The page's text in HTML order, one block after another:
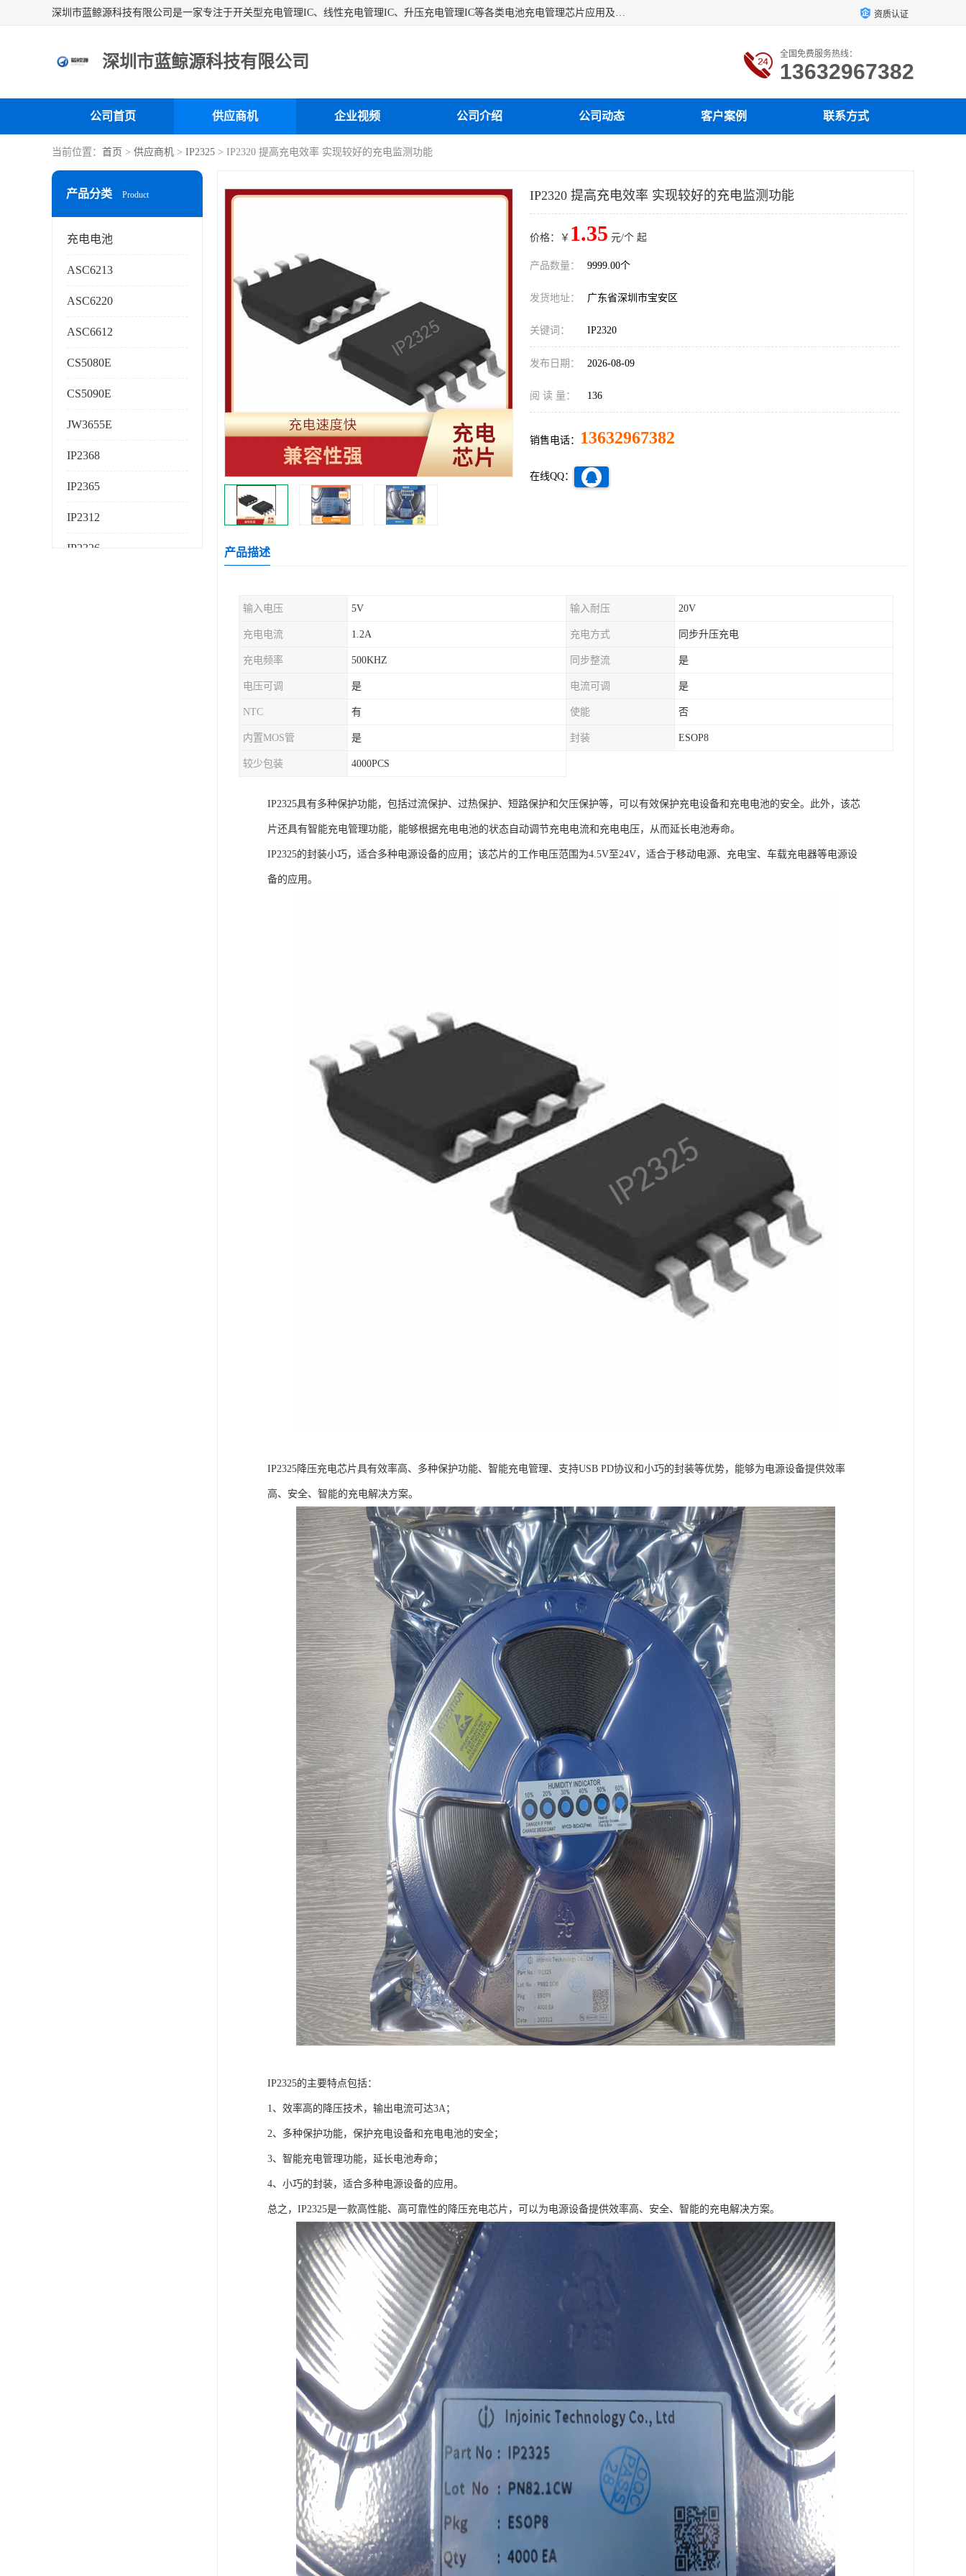
深圳市蓝鲸源科技有限公司是一家专注于开关型充电管理IC、线性充电管理IC、升压充电管理IC等各类电池充电管理芯片应用及芯片销售的企业，多年来公司为众多企业解决充电应用难题，设计缺陷，EMC超量等问题，是一家以充电技术指导为核心的充电芯片销售公司。 资质认证
深圳市蓝鲸源科技有限公司 全国免费服务热线：
13632967382
公司首页 供应商机 企业视频 公司介绍 公司动态 客户案例 联系方式
当前位置： 首页 > 供应商机 > IP2325 > IP2320 提高充电效率 实现较好的充电监测功能
产品分类 Product
充电电池
ASC6213
ASC6220
ASC6612
CS5080E
CS5090E
JW3655E
IP2368
IP2365
IP2312
IP2326
IP2320 提高充电效率 实现较好的充电监测功能
价格：￥ 1.35 元/个 起
产品数量： 9999.00个
发货地址： 广东省深圳市宝安区
关键词： IP2320
发布日期： 2026-08-09
阅 读 量： 136
销售电话： 13632967382
在线QQ：
产品描述
输入电压 5V 输入耐压 20V
充电电流 1.2A 充电方式 同步升压充电
充电频率 500KHZ 同步整流 是
电压可调 是 电流可调 是
NTC 有 使能 否
内置MOS管 是 封装 ESOP8
较少包装 4000PCS
IP2325具有多种保护功能，包括过流保护、过热保护、短路保护和欠压保护等，可以有效保护充电设备和充电电池的安全。此外，该芯
片还具有智能充电管理功能，能够根据充电电池的状态自动调节充电电流和充电电压，从而延长电池寿命。
IP2325的封装小巧，适合多种电源设备的应用；该芯片的工作电压范围为4.5V至24V，适合于移动电源、充电宝、车载充电器等电源设
备的应用。
IP2325降压充电芯片具有效率高、多种保护功能、智能充电管理、支持USB PD协议和小巧的封装等优势，能够为电源设备提供效率
高、安全、智能的充电解决方案。
IP2325的主要特点包括：
1、效率高的降压技术，输出电流可达3A；
2、多种保护功能，保护充电设备和充电电池的安全；
3、智能充电管理功能，延长电池寿命；
4、小巧的封装，适合多种电源设备的应用。
总之，IP2325是一款高性能、高可靠性的降压充电芯片，可以为电源设备提供效率高、安全、智能的充电解决方案。